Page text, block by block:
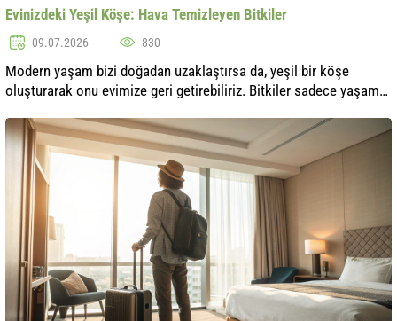
Evinizdeki Yeşil Köşe: Hava Temizleyen Bitkiler
09.07.2026 830
Modern yaşam bizi doğadan uzaklaştırsa da, yeşil bir köşe
oluşturarak onu evimize geri getirebiliriz. Bitkiler sadece yaşam
iyileştirerek zara..